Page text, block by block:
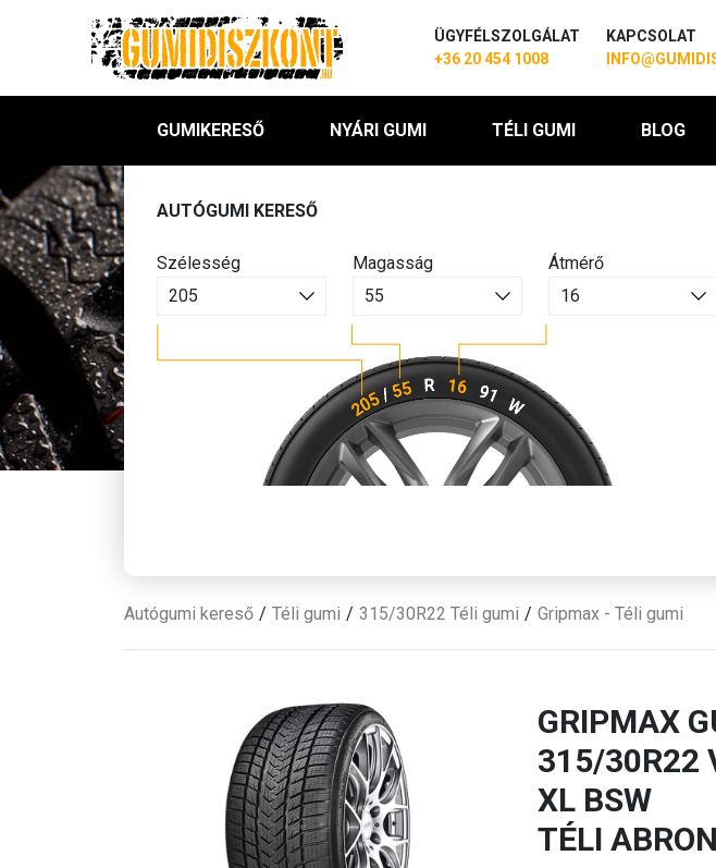
ÜGYFÉLSZOLGÁLAT
+36 20 454 1008
KAPCSOLAT
GUMIKERESŐ NYÁRI GUMI TÉLI GUMI BLOG
AUTÓGUMI KERESŐ
Szélesség Magasság Átmérő
Autógumi kereső Téli gumi 315/30R22 Téli gumi Gripmax - Téli gumi
GRIPMAX
315/30R22
XL BSW
TÉLI